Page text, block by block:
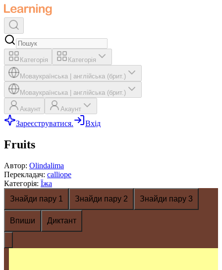
Категорія Категорія
Моваукраїнська англійська (брит.)
Моваукраїнська англійська (брит.)
Акаунт Акаунт
Зареєструватися. Вхід
Fruits
Автор: Olindalima
Перекладач: calliope
Категорія: Їжа
Знайди пару 1
Знайди пару 2 Знайди пару 3
Впиши Диктант